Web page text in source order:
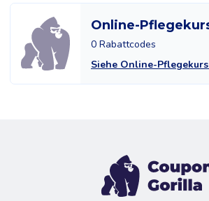
Online-
0 Rabattcodes
Siehe Online-